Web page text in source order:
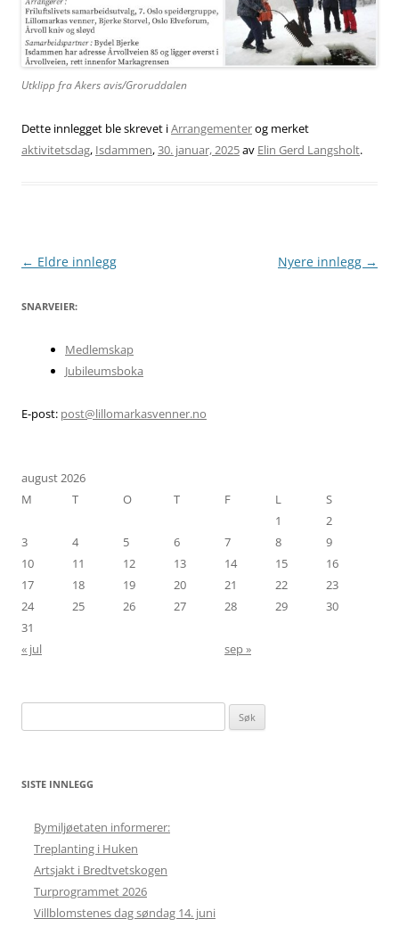
Utklipp fra Akers avis/Groruddalen
Dette innlegget ble skrevet iArrangementerog merket
aktivitetsdag, Isdammen,30. januar, 2025av Elin Gerd Langsholt.
Innleggsnavigasjon
← Eldre innlegg Nyere innlegg →
SNARVEIER:
Medlemskap
Jubileumsboka
E-post: post@lillomarkasvenner.no
august 2026
M
T O T F L
S
1
2
3
4 5 6 7 8
9
10
11 12 13 14 15
16
17
18 19 20 21 22
23
24
25 26 27 28 29
30
31
« jul
sep »
etter:
SISTE INNLEGG
Bymiljøetaten informerer:
Treplanting i Huken
Artsjakt i Bredtvetskogen
Turprogrammet 2026
Villblomstenes dag søndag 14. juni